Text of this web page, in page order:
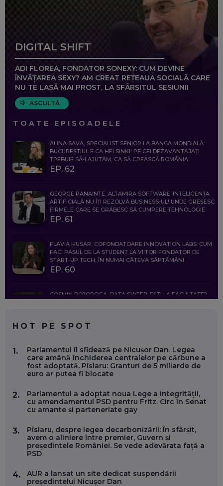
DIGITAL SHIFT
ADI FLOREA, FONDATOR SONEXY: CUM DEVINE
ÎNVĂȚAREA SEXY? AM CREAT REȚEAUA SOCIALĂ CARE
NU TE LASĂ MAI PROST, LA SFÂRȘITUL SESIUNII
ASCULTĂ
TOATE EPISOADELE
ALINA SAVA, SPECIALIST SENIOR LA BANCA MONDIALĂ:
BUCUREȘTIUL E CA HELSINKI! PE CEI DEZAVANTAJAȚI
TREBUIE SĂ-I AJUTĂM, CA SĂ CREASCĂ ROMÂNIA
EP. 62
GEORGE PANAINTE, ALTAMIRA SOFTWARE: INTELIGENȚA
ARTIFICIALĂ NU ÎȚI REZOLVĂ BUSINESS-UL! UNDE GREȘESC
FIRMELE CARE SE GRĂBESC SĂ CUMPERE TEHNOLOGIE
EP. 61
FLAVIA HUSAR, COFONDATOARE INNOVATION LABS: CUM
FACI PASUL DE LA STUDENT LA VIITOR FONDATOR DE
START-UP TECH, ÎN NUMAI CÂTEVA SĂPTĂMÂNI
EP. 60
COSMIN BOȚOROGA, DATA SWEEP: EȘTI LA FACULTATE?
FOLOSEȘTI TEHNOLOGIA CA SĂ FII MAI BUN LA JOB. ȘI CUM
SE VA SCHIMBA MUNCA, ÎN URMĂTORII ANI
EP. 58
MARIUS PAȘCULEA, COFONDATOR AL KULTH: CUM
FOLOSEȘTI TEHNOLOGIA CA SĂ ÎȚI DESCHIZI DRUMUL
CĂTRE ARTĂ, LA NIVEL GLOBAL
ANDREI AVĂDANEI, BIT SENTINEL: CUM ÎȚI PROTEJEZI
EP. 56
HOT PE SPOT
1.
Parlamentul îl sfidează pe Nicușor Dan. Legea
care amână închiderea centralelor pe cărbune a
fost adoptată. Pîslaru: Granturi de 5 miliarde de
euro ar putea fi blocate
2.
Parlamentul a adoptat noua Lege a integrității,
cu amendamentul PSD pentru Fritz. Circ în Senat
cu amante și parteneriate gay
3.
Pîslaru, despre legea decarbonizării: În sfârșit,
avem o aliniere între premier, Guvern și
președintele României. Se vede adevărata față a
PSD
4.
AUR a lansat un site dedicat suspendării
președintelui Nicușor Dan